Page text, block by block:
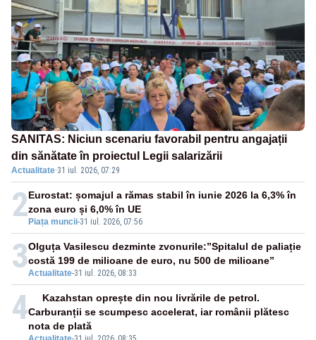
SANITAS: Niciun scenariu favorabil pentru angajații
din sănătate în proiectul Legii salarizării
Actualitate·31 iul. 2026, 07:29
2 Piața muncii-31 iul. 2026, 07:56
Eurostat: șomajul a rămas stabil în iunie 2026 la 6,3% în
zona euro și 6,0% în UE
3Actualitate-31 iul. 2026, 08:33
Olguța Vasilescu dezminte zvonurile:”Spitalul de paliație
costă 199 de milioane de euro, nu 500 de milioane”
4
Kazahstan oprește din nou livrările de petrol.
Carburanții se scumpesc accelerat, iar românii plătesc
nota de plată